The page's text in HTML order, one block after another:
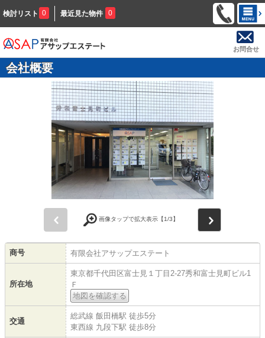
検討リスト 0 最近見た物件 0
お問合せ
会社概要
画像タップで拡大表示【1/3】
商号 有限会社アサップエステート
所在地
東京都千代田区富士見１丁目2-27秀和富士見町ビル1
Ｆ
地図を確認する
交通
総武線 飯田橋駅 徒歩5分
東西線 九段下駅 徒歩8分